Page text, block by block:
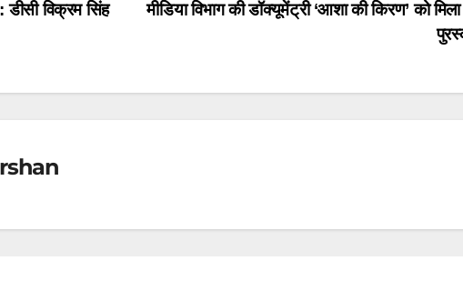
मीडिया विभाग की डॉक्यूमेंट्री ‘आशा की किरण’ को मिला
डीसी विक्रम सिंह